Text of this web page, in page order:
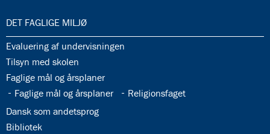
33.0:
DET FAGLIGE MILJØ
33.1:
Evaluering af undervisningen
33.2:
Tilsyn med skolen
33.3:
Faglige mål og årsplaner
33.4:
Faglige mål og årsplaner 33.5:
Religionsfaget
33.6:
Dansk som andetsprog
33.7:
Bibliotek